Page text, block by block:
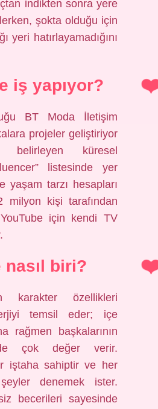
indikten sonra yere
şokta olduğu için
yeri hatırlayamadığını
iş yapıyor?
BT Moda İletişim
projeler geliştiriyor
küresel
listesinde yer
yaşam tarzı hesapları
milyon kişi tarafından
için kendi TV
nasıl biri?
karakter özellikleri
temsil eder; içe
rağmen başkalarının
çok değer verir.
iştaha sahiptir ve her
denemek ister.
becerileri sayesinde